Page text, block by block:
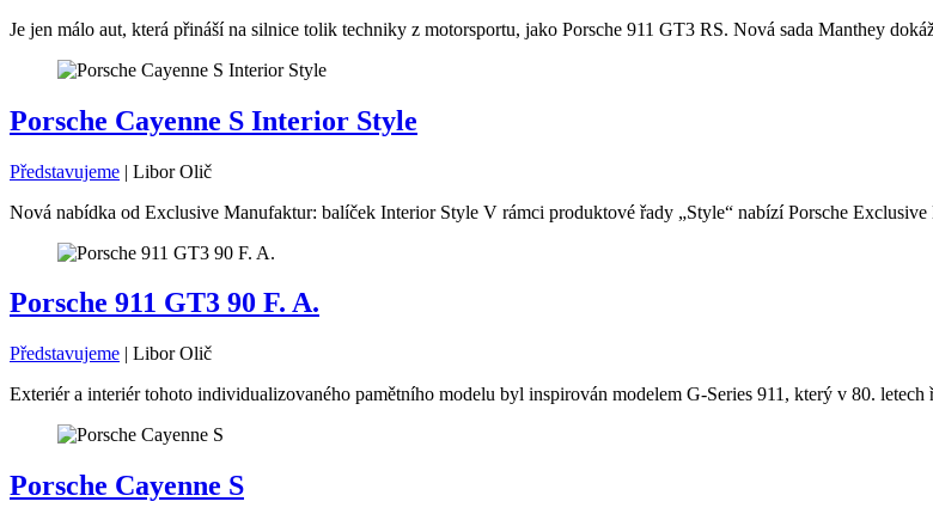
Je jen málo aut, která přináší na silnice tolik techniky z motorsportu, jako Porsche 911 GT3 RS. Nová sada Manthey
Porsche Cayenne S Interior Style
Představujeme | Libor Olič
Nová nabídka od Exclusive Manufaktur: balíček Interior Style V rámci produktové řady „Style“ nabízí Porsche Exclusive
Porsche 911 GT3 90 F. A.
Představujeme | Libor Olič
Exteriér a interiér tohoto individualizovaného pamětního modelu byl inspirován modelem G-Series 911, který v 80. letech
Porsche Cayenne S